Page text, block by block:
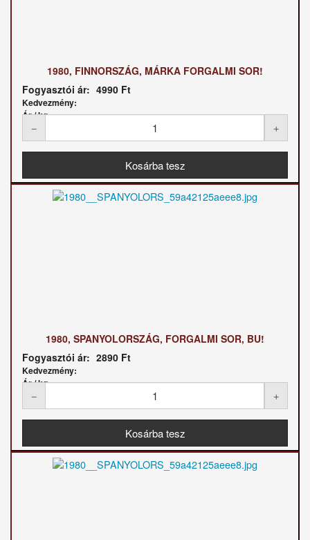
1980, FINNORSZÁG, MÁRKA FORGALMI SOR!
Fogyasztói ár: 4990 Ft
Kedvezmény:
Ár / kg:
1980, SPANYOLORSZÁG, FORGALMI SOR, BU!
Fogyasztói ár: 2890 Ft
Kedvezmény:
Ár / kg: